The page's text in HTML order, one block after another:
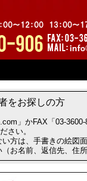
をお探しの方
」かFAX「03-3600-
さい。
方は、手書きの絵図面
お名前、返信先、住